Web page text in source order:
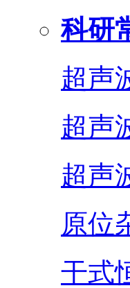
科研
超声
超声
超声
原位
干式